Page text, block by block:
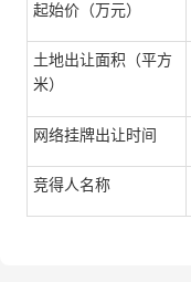
起始价（万元）
土地出让面积（平方
米）
网络挂牌出让时间
竞得人名称